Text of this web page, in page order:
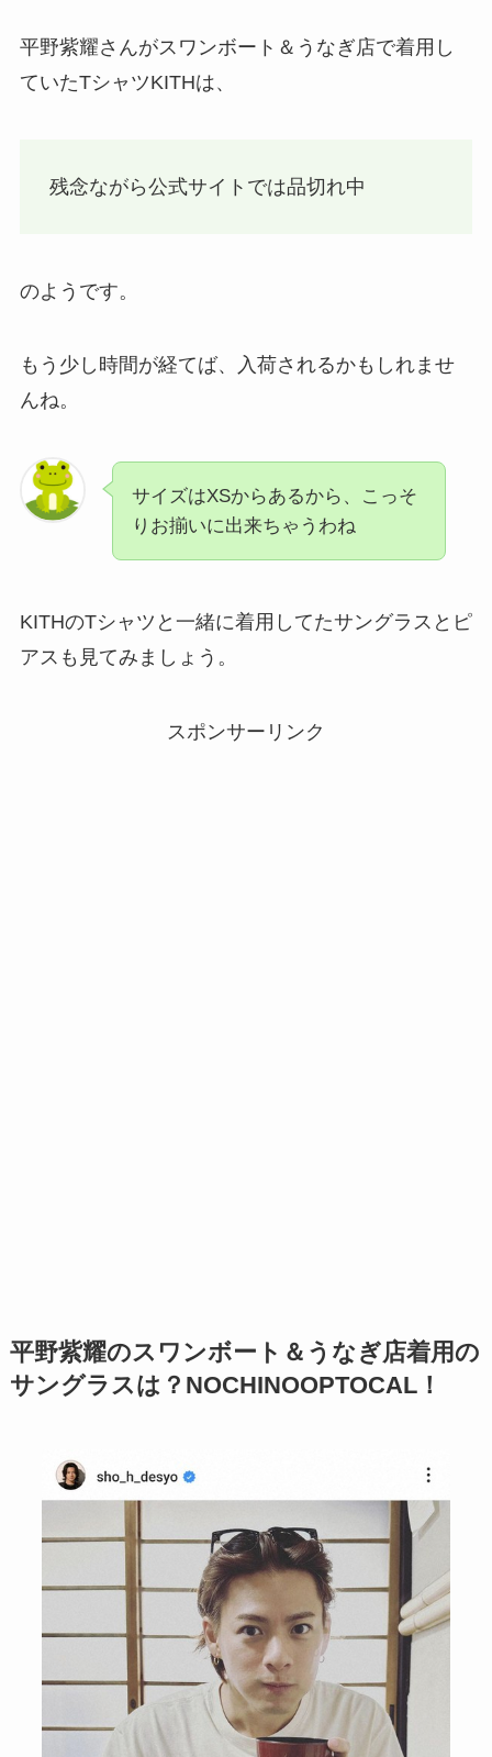
平野紫耀さんがスワンボート＆うなぎ店で着用し
ていたTシャツKITHは、
残念ながら公式サイトでは品切れ中
のようです。
もう少し時間が経てば、入荷されるかもしれませ
んね。
サイズはXSからあるから、こっそ
りお揃いに出来ちゃうわね
KITHのTシャツと一緒に着用してたサングラスとピ
アスも見てみましょう。
スポンサーリンク
平野紫耀のスワンボート＆うなぎ店着用の
サングラスは？NOCHINOOPTOCAL！